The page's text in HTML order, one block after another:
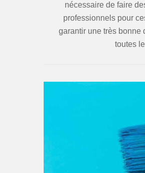
nécessaire de faire
professionnels pour
garantir une très bonne
toutes